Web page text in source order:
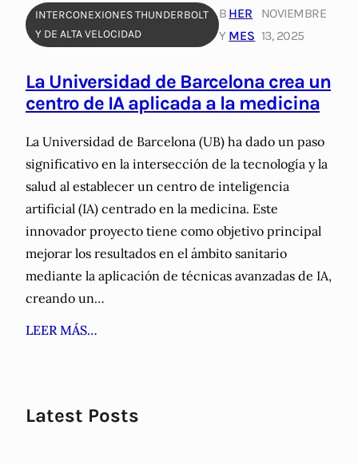
INTERCONEXIONES THUNDERBOLT
Y DE ALTA VELOCIDAD
B
Y
HER
MES
NOVIEMBRE
13, 2025
La Universidad de Barcelona crea un
centro de IA aplicada a la medicina
La Universidad de Barcelona (UB) ha dado un paso
significativo en la intersección de la tecnología y la
salud al establecer un centro de inteligencia
artificial (IA) centrado en la medicina. Este
innovador proyecto tiene como objetivo principal
mejorar los resultados en el ámbito sanitario
mediante la aplicación de técnicas avanzadas de IA,
creando un…
LEER MÁS…
Latest Posts